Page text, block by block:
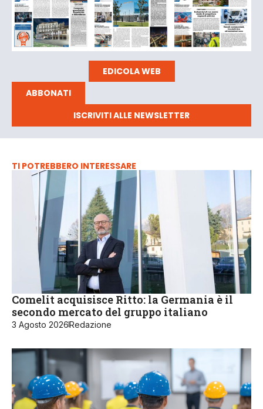
EDICOLA WEB
ABBONATI
ISCRIVITI ALLE NEWSLETTER
TI POTREBBERO INTERESSARE
Comelit acquisisce Ritto: la Germania è il
secondo mercato del gruppo italiano
3 Agosto 2026Redazione